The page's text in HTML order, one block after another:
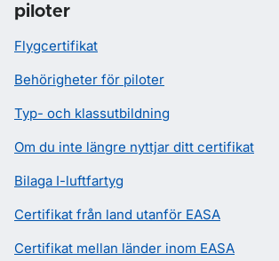
piloter
Flygcertifikat
Behörigheter för piloter
Typ- och klassutbildning
Om du inte längre nyttjar ditt certifikat
Bilaga I-luftfartyg
Certifikat från land utanför EASA
Certifikat mellan länder inom EASA